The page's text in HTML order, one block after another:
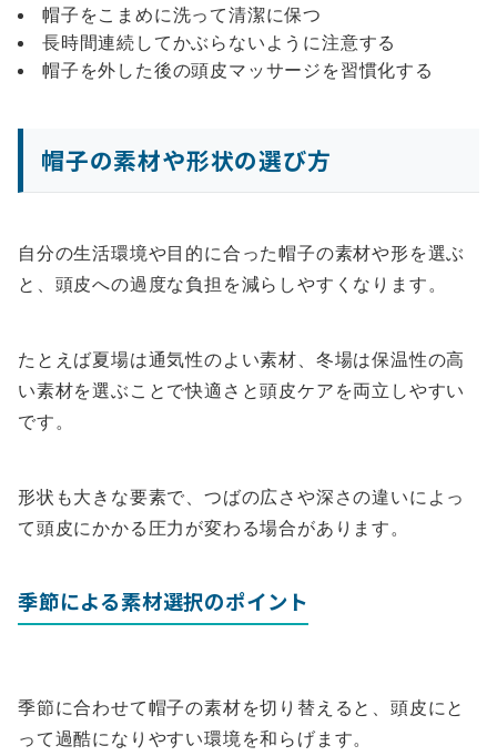
帽子をこまめに洗って清潔に保つ
長時間連続してかぶらないように注意する
帽子を外した後の頭皮マッサージを習慣化する
帽子の素材や形状の選び方
自分の生活環境や目的に合った帽子の素材や形を選ぶ
と、頭皮への過度な負担を減らしやすくなります。
たとえば夏場は通気性のよい素材、冬場は保温性の高
い素材を選ぶことで快適さと頭皮ケアを両立しやすい
です。
形状も大きな要素で、つばの広さや深さの違いによっ
て頭皮にかかる圧力が変わる場合があります。
季節による素材選択のポイント
季節に合わせて帽子の素材を切り替えると、頭皮にと
って過酷になりやすい環境を和らげます。